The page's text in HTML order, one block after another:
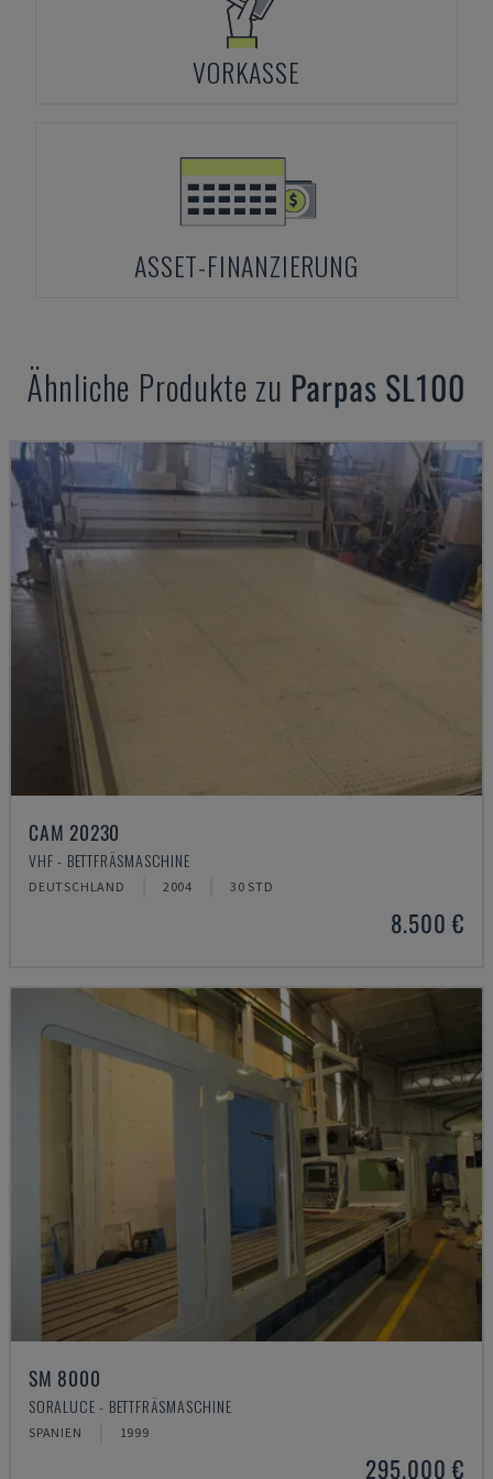
VORKASSE
ASSET-FINANZIERUNG
Ähnliche Produkte zu Parpas SL100
CAM 20230
VHF - BETTFRÄSMASCHINE
DEUTSCHLAND 2004 30 STD
8.500 €
SM 8000
SORALUCE - BETTFRÄSMASCHINE
SPANIEN 1999
295.000 €